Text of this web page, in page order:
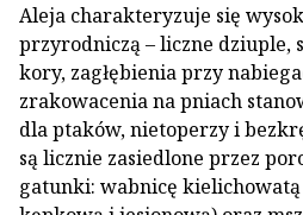
Aleja charakteryzuje się
przyrodniczą – liczne dziuple,
kory, zagłębienia przy
zrakowacenia na pniach
dla ptaków, nietoperzy i
są licznie zasiedlone przez
gatunki: wabnicę kielichowatą